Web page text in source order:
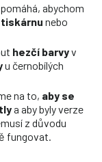
abychom
nebo
hezčí barvyv
u černobílých
na to, aby se
a aby byly verze
z důvodu
fungovat.